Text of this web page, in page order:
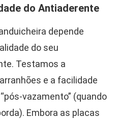
do Antiaderente
depende
do seu
Testamos a
e a facilidade
vazamento” (quando
Embora as placas